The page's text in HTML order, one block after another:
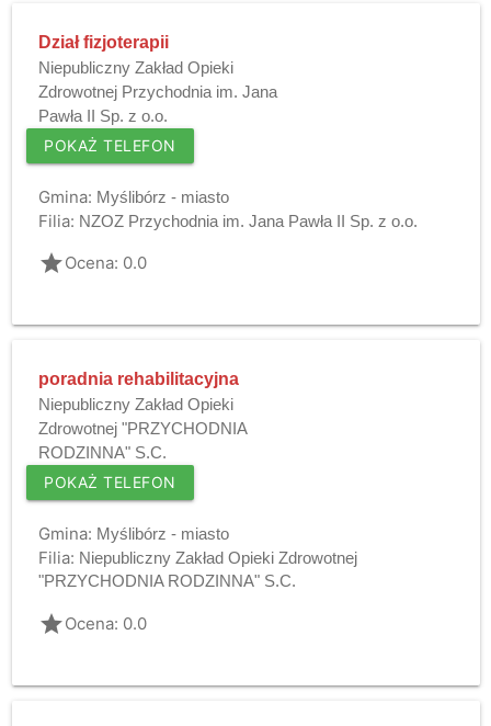
Dział fizjoterapii
Niepubliczny Zakład Opieki
Zdrowotnej Przychodnia im. Jana
Pawła II Sp. z o.o.
POKAŻ TELEFON
Gmina: Myślibórz - miasto
Filia: NZOZ Przychodnia im. Jana Pawła II Sp. z o.o.
gradeOcena: 0.0
poradnia rehabilitacyjna
Niepubliczny Zakład Opieki
Zdrowotnej "PRZYCHODNIA
RODZINNA" S.C.
POKAŻ TELEFON
Gmina: Myślibórz - miasto
Filia: Niepubliczny Zakład Opieki Zdrowotnej
"PRZYCHODNIA RODZINNA" S.C.
gradeOcena: 0.0